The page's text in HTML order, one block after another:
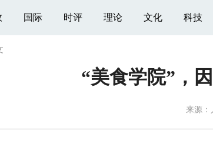
国际 时评 理论 文化 科技
“美食学院”，
来源：